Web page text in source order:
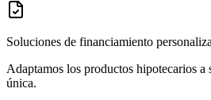
Soluciones de financiamiento
Adaptamos los productos hipotecarios a
única.